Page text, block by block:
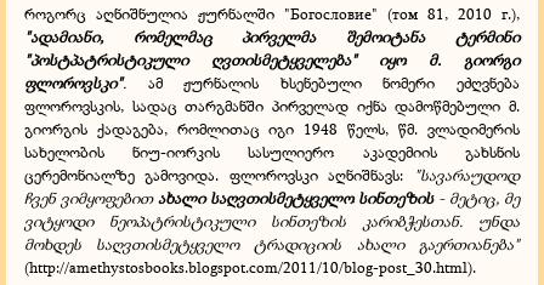
როგორც აღნიშნულია ჟურნალში "Богословие" (том 81, 2010 г.),
"ადამიანი, რომელმაც პირველმა შემოიტანა ტერმინი
"პოსტპატრისტიკული ღვთისმეტყველება" იყო მ. გიორგი
ფლოროვსკი". ამ ჟურნალის ხსენებული ნომერი ეძღვნება
ფლოროვსკის, სადაც თარგმანში პირველად იქნა დამოწმებული მ.
გიორგის ქადაგება, რომლითაც იგი 1948 წელს, წმ. ვლადიმერის
სახელობის ნიუ-იორკის სასულიერო აკადემიის გახსნის
ცერემონიალზე გამოვიდა. ფლოროვსკი აღნიშნავს:
"სავარაუდოდ
ჩვენ ვიმყოფებითახალი საღვთისმეტყველო სინთეზის - მეტიც, მე
ვიტყოდი ნეოპატრისტიკული სინთეზის კარიბჭესთან. უნდა
მოხდეს საღვთისმეტყველო ტრადიციის ახალი გაერთიანება"
(http://amethystosbooks.blogspot.com/2011/10/blog-post_30.html).